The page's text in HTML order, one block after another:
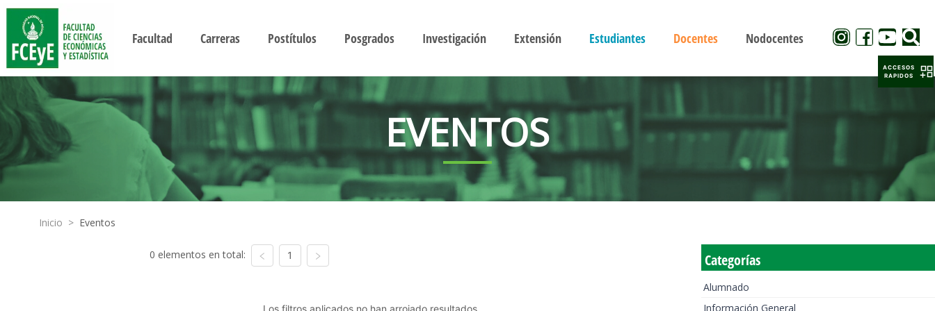
Facultad Carreras Postítulos Posgrados Investigación Extensión Estudiantes Docentes Nodocentes
EVENTOS
Inicio > Eventos
0 elementos en total: 1
Los filtros aplicados no han arrojado resultados
Categorías
Alumnado
Información General
ACCESOS
RAPIDOS